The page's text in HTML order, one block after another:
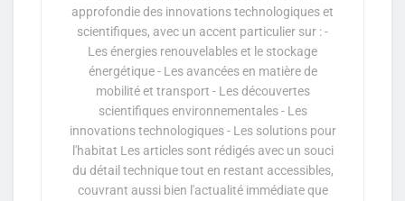
approfondie des innovations technologiques et
scientifiques, avec un accent particulier sur : -
Les énergies renouvelables et le stockage
énergétique - Les avancées en matière de
mobilité et transport - Les découvertes
scientifiques environnementales - Les
innovations technologiques - Les solutions pour
l'habitat Les articles sont rédigés avec un souci
du détail technique tout en restant accessibles,
couvrant aussi bien l'actualité immédiate que